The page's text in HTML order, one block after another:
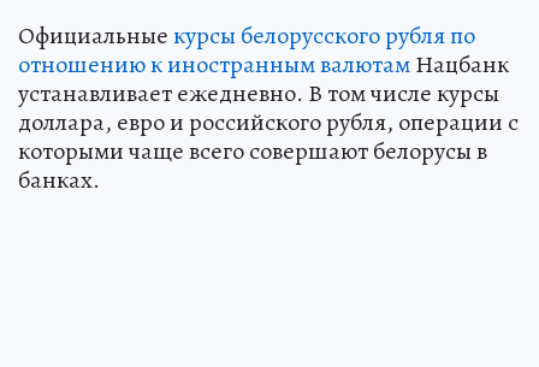
Официальныекурсы белорусского рубля по
отношению к иностранным валютамНацбанк
устанавливает ежедневно. В том числе курсы
доллара, евро и российского рубля, операции с
которыми чаще всего совершают белорусы в
банках.